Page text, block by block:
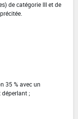
de catégorie III et de
35 % avec un
déperlant ;